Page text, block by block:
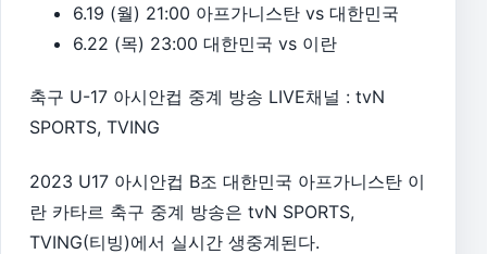
6.19 (월) 21:00 아프가니스탄 vs 대한민국
6.22 (목) 23:00 대한민국 vs 이란
축구 U-17 아시안컵 중계 방송 LIVE채널 : tvN
SPORTS, TVING
2023 U17 아시안컵 B조 대한민국 아프가니스탄 이
란 카타르 축구 중계 방송은 tvN SPORTS,
TVING(티빙)에서 실시간 생중계된다.